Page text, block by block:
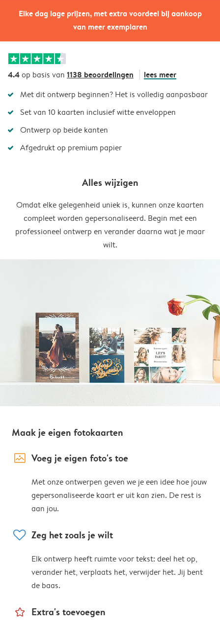
Elke dag lage prijzen, met extra voordeel bij aankoop
van meer exemplaren
4.4op basis van 1138 beoordelingen lees meer
Met dit ontwerp beginnen? Het is volledig aanpasbaar
Set van 10 kaarten inclusief witte enveloppen
Ontwerp op beide kanten
Afgedrukt op premium papier
Alles wijzigen
Omdat elke gelegenheid uniek is, kunnen onze kaarten
compleet worden gepersonaliseerd. Begin met een
professioneel ontwerp en verander daarna wat je maar
wilt.
Maak je eigen fotokaarten
image_placeholder Voeg je eigen foto's toe
Met onze ontwerpen geven we je een idee hoe jouw
gepersonaliseerde kaart er uit kan zien. De rest is
aan jou.
heart Zeg het zoals je wilt
Elk ontwerp heeft ruimte voor tekst: deel het op,
verander het, verplaats het, verwijder het. Jij bent
de baas.
star_outline Extra's toevoegen